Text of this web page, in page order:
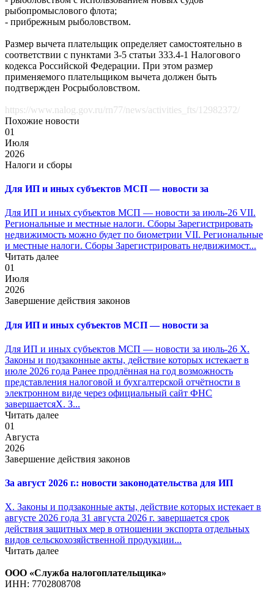
рыбопромыслового флота;
- прибрежным рыболовством.
Размер вычета плательщик определяет самостоятельно в
соответствии с пунктами 3-5 статьи 333.4-1 Налогового
кодекса Российской Федерации. При этом размер
применяемого плательщиком вычета должен быть
подтвержден Росрыболовством.
https://www.nalog.gov.ru/rn77/news/activities_fts/12982372/
Похожие новости
01
Июля
2026
Налоги и сборы
Для ИП и иных субъектов МСП — новости за
Для ИП и иных субъектов МСП — новости за июль-26 VII.
Региональные и местные налоги. Сборы Зарегистрировать
недвижимость можно будет по биометрии VII. Региональные
и местные налоги. Сборы Зарегистрировать недвижимост...
Читать далее
01
Июля
2026
Завершение действия законов
Для ИП и иных субъектов МСП — новости за
Для ИП и иных субъектов МСП — новости за июль-26 X.
Законы и подзаконные акты, действие которых истекает в
июле 2026 года Ранее продлённая на год возможность
представления налоговой и бухгалтерской отчётности в
электронном виде через официальный сайт ФНС
завершаетсяX. З...
Читать далее
01
Августа
2026
Завершение действия законов
За август 2026 г.: новости законодательства для ИП
X. Законы и подзаконные акты, действие которых истекает в
августе 2026 года 31 августа 2026 г. завершается срок
действия защитных мер в отношении экспорта отдельных
видов сельскохозяйственной продукции...
Читать далее
ООО «Служба налогоплательщика»
ИНН: 7702808708